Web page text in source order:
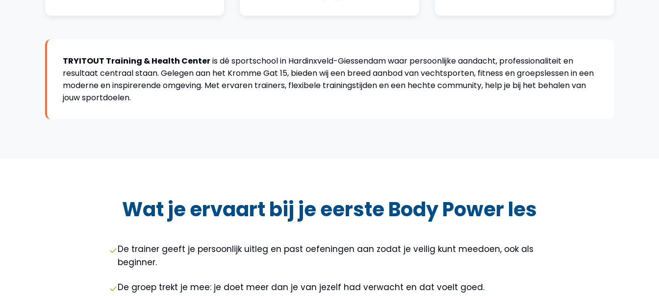
TRYITOUT Training & Health Centeris dé sportschool in Hardinxveld-Giessendam waar persoonlijke aandacht, professionaliteit en
resultaat centraal staan. Gelegen aan het Kromme Gat 15, bieden wij een breed aanbod van vechtsporten, fitness en groepslessen in een
moderne en inspirerende omgeving. Met ervaren trainers, flexibele trainingstijden en een hechte community, help je bij het behalen van
jouw sportdoelen.
Wat je ervaart bij je eerste Body Power les
✓De trainer geeft je persoonlijk uitleg en past oefeningen aan zodat je veilig kunt meedoen, ook als
beginner.
✓De groep trekt je mee: je doet meer dan je van jezelf had verwacht en dat voelt goed.